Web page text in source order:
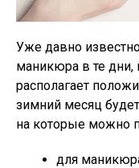
Уже давно
маникюра в те дни,
располагает
зимний месяц
на которые можно
для